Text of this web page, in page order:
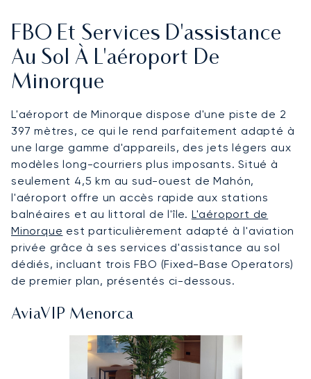
FBO Et Services D'assistance
Au Sol À L'aéroport De
Minorque
L'aéroport de Minorque dispose d'une piste de 2
397 mètres, ce qui le rend parfaitement adapté à
une large gamme d'appareils, des jets légers aux
modèles long-courriers plus imposants. Situé à
seulement 4,5 km au sud-ouest de Mahón,
l'aéroport offre un accès rapide aux stations
balnéaires et au littoral de l'île. L'aéroport de
Minorque est particulièrement adapté à l'aviation
privée grâce à ses services d'assistance au sol
dédiés, incluant trois FBO (Fixed-Base Operators)
de premier plan, présentés ci-dessous.
AviaVIP Menorca